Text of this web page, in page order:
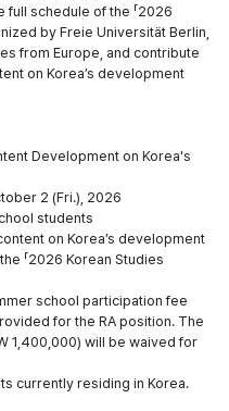
full schedule of the 「2026
by Freie Universität Berlin,
from Europe, and contribute
on Korea’s development
Development on Korea's
2 (Fri.), 2026
students
on Korea’s development
「2026 Korean Studies
school participation fee
for the RA position. The
1,400,000) will be waived for
currently residing in Korea.